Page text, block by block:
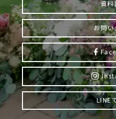
資
お問い
LINE